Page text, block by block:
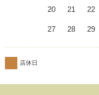
20 21 22
27 28 29
店休日